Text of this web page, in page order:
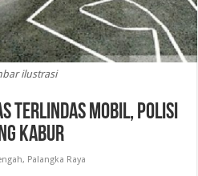
ilustrasi
Terlindas Mobil, Polisi
Kabur
, Palangka Raya